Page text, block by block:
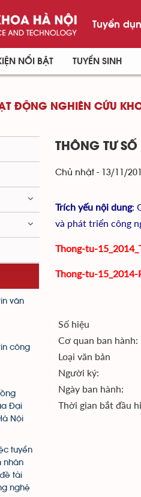
Tuyển
NỔI BẬT TUYỂN SINH
ĐỘNG NGHIÊN CỨU
THÔNG TƯ
Chủ nhật - 13/11/
Trích yếu nội dung:
và phát triển công
Thong-tu-
Thong-tu-15_2014-
Số hiệu
Cơ quan ban hành:
Loại văn bản
Người ký:
Ngày ban hành:
Thời gian bắt đầu
văn
công
Đại
Nội
tuyển
nhân
tài
nghệ